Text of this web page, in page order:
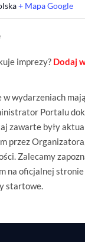
+ Mapa Google
imprezy? Dodaj
w wydarzeniach
Portalu
zawarte były
przez
Zalecamy
na oficjalnej
startowe.